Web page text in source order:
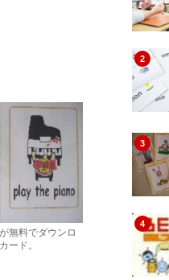
無料でダウンロ
ード。
2
3
4